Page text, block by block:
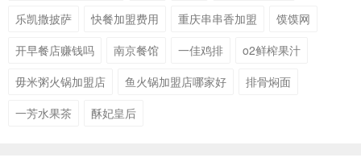
乐凯撒披萨
快餐加盟费用 重庆串串香加盟
馍馍网
开早餐店赚钱吗
南京餐馆 一佳鸡排
o2鲜榨果汁
毋米粥火锅加盟店
鱼火锅加盟店哪家好
排骨焖面
一芳水果茶
酥妃皇后